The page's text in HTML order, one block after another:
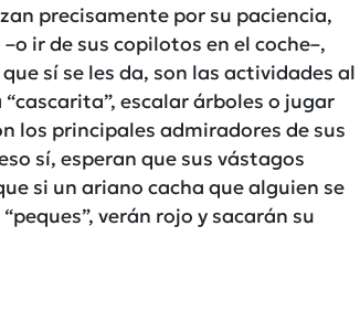
precisamente por su paciencia,
ir de sus copilotos en el coche–,
sí se les da, son las actividades al
escalar árboles o jugar
los principales admiradores de sus
sí, esperan que sus vástagos
si un ariano cacha que alguien se
verán rojo y sacarán su